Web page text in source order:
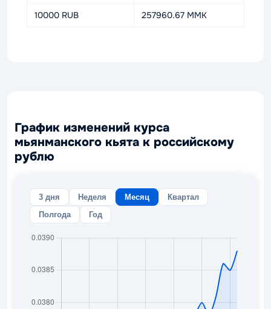
10000 RUB 257960.67 MMK
График изменений курса
мьянманского кьята к российскому
рублю
3 дня Неделя Месяц
Квартал
Полгода
Год